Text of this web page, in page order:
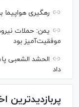
رهگیری هواپیما
یمن: حملات
موفقیت‌آمیز بود
الحشد الشعبی
داد
پربازدیدترین